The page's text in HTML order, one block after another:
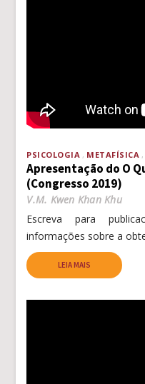
PSICOLOGIA METAFÍSICA
Apresentação do O
(Congresso 2019)
V.M. Kwen Khan Khu
Escreva para
informações sobre a
LEIA MAIS